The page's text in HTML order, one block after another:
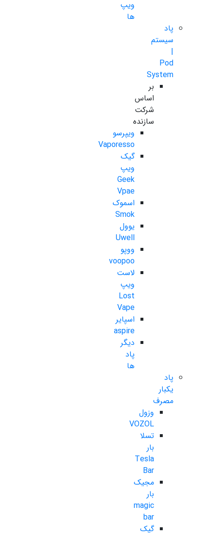
ویپ
ها
پاد
سیستم
|
Pod
System
بر
اساس
شرکت
سازنده
ویپرسو
Vaporesso
گیک
ویپ
Geek
Vpae
اسموک
Smok
یوول
Uwell
ووپو
voopoo
لاست
ویپ
Lost
Vape
اسپایر
aspire
دیگر
پاد
ها
پاد
یکبار
مصرف
وزول
VOZOL
تسلا
بار
Tesla
Bar
مجیک
بار
magic
bar
گیک